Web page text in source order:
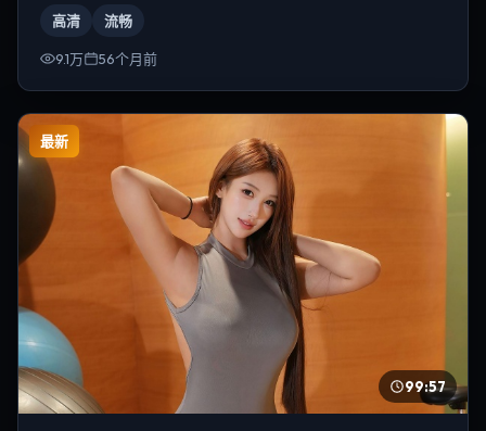
高清 流畅
9.1万 56个月前
最新
99:57